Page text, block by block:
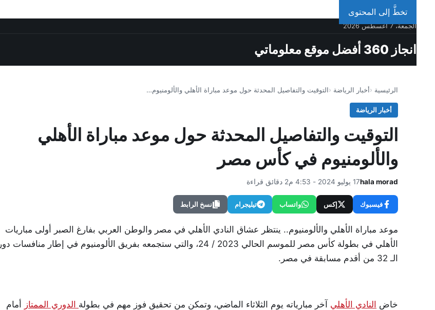
تخطَّ إلى المحتوى
الجمعة، 7 أغسطس 2026
انجاز 360 أفضل موقع معلوماتي
الرئيسية أخبار الرياضة التوقيت والتفاصيل المحدثة حول موعد مباراة الأهلي والألومنيوم…
أخبار الرياضة
التوقيت والتفاصيل المحدثة حول موعد مباراة الأهلي
والألومنيوم في كأس مصر
hala morad17 يوليو 2024 - 4:53 م 2 دقائق قراءة
فيسبوك إكس واتساب تيليجرام نسخ الرابط
موعد مباراة الأهلي والألومنيوم.. ينتظر عشاق النادي الأهلي في مصر والوطن العربي بفارغ الصبر أولى مباريات
الأهلي في بطولة كأس مصر للموسم الحالي 2023 / 24، والتي ستجمعه بفريق الألومنيوم في إطار منافسات دور
الـ 32 من أقدم مسابقة في مصر.
خاض النادي الأهلي آخر مبارياته يوم الثلاثاء الماضي، وتمكن من تحقيق فوز مهم في بطولة الدوري الممتاز أمام